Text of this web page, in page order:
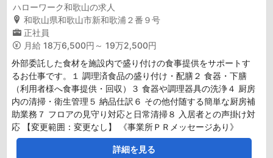
ハローワーク和歌山の求人
和歌山県和歌山市新和歌浦２番９号
正社員
月給 18万6,500円～ 19万2,500円
外部委託した食材を施設内で盛り付けの食事提供をサポートす
るお仕事です。１ 調理済食品の盛り付け・配膳２ 食器・下膳
（利用者様へ食事提供・回収）３ 食器や調理器具の洗浄４ 厨房
内の清掃・衛生管理５ 納品仕訳６ その他付随する簡単な厨房補
助業務７ フロアの見守り対応と日常清掃８ 入居者との声掛け対
応 【変更範囲：変更なし】 《事業所ＰＲメッセージあり》
詳細を見る